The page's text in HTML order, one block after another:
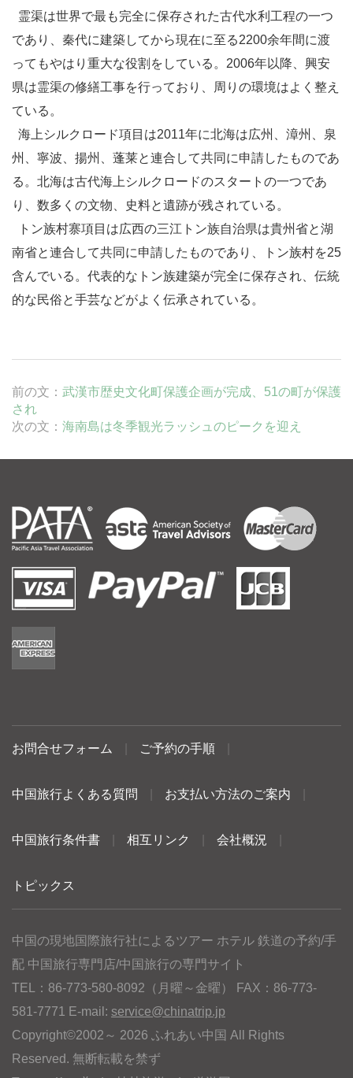
霊渠は世界で最も完全に保存された古代水利工程の一つ
であり、秦代に建築してから現在に至る2200余年間に渡
ってもやはり重大な役割をしている。2006年以降、興安
県は霊渠の修繕工事を行っており、周りの環境はよく整え
ている。
海上シルクロード項目は2011年に北海は広州
、漳州、泉
州、寧波、揚州、蓬莱と連合して共同に申請したものであ
る。北海は古代海上シルクロードのスタートの一つであ
り、数多くの文物、史料と遺跡が残されている。
トン族村寨項目は広西の三江トン族自治県は貴州省と湖
南省と連合して共同に申請したものであり、トン族村を25
含んでいる。代表的なトン族建築が完全に保存され、伝統
的な民俗と手芸などがよく伝承されている。
前の文： 武漢市歴史文化町保護企画が完成、51の町が保護
され
次の文： 海南島は冬季観光ラッシュのピークを迎え
お問合せフォーム ご予約の手順
中国旅行よくある質問 お支払い方法のご案内
中国旅行条件書 相互リンク 会社概況
トピックス
中国の現地国際旅行社によるツアー ホテル 鉄道の予約/手
配 中国旅行専門店/中国旅行の専門サイト
TEL：86-773-580-8092（月曜～金曜） FAX：86-773-
581-7771 E-mail: service@chinatrip.jp
Copyright©2002～ 2026 ふれあい中国 All Rights
Reserved. 無断転載を禁ず